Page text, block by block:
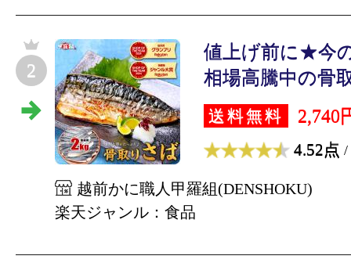
2
値上げ前に★今
相場高騰中の骨
送料無料 2,740
4.52点 /
越前かに職人甲羅組(DENSHOKU)
楽天ジャンル：食品